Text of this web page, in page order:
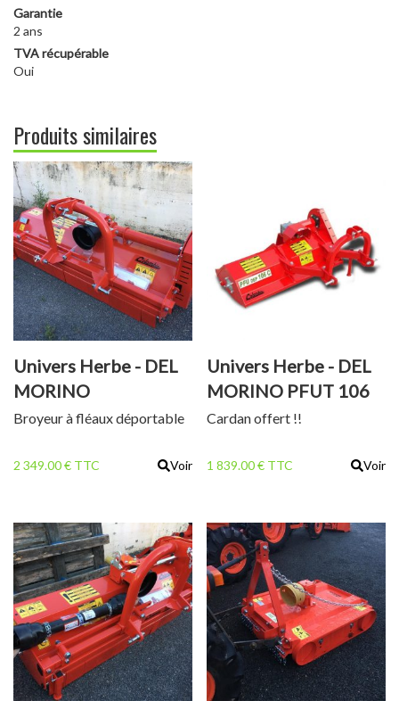
Garantie
2 ans
TVA récupérable
Oui
Produits similaires
Univers Herbe - DEL
MORINO
CENTURION 158 C
Broyeur à fléaux déportable
2 349.00 € TTC Voir
Univers Herbe - DEL
MORINO PFUT 106
C
Cardan offert !!
1 839.00 € TTC Voir